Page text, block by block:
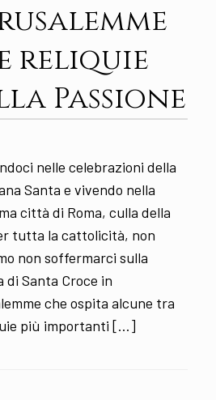
reliquie
Passione
nelle celebrazioni della
Santa e vivendo nella
città di Roma, culla della
tutta la cattolicità, non
non soffermarci sulla
di Santa Croce in
che ospita alcune tra
più importanti […]